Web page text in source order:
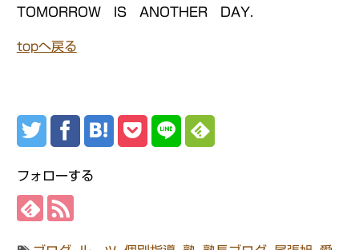
TOMORROW IS ANOTHER DAY.
topへ戻る
フォローする